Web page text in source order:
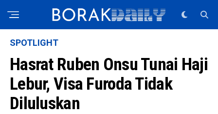
SPOTLIGHT
Hasrat Ruben Onsu Tunai Haji
Lebur, Visa Furoda Tidak
Diluluskan